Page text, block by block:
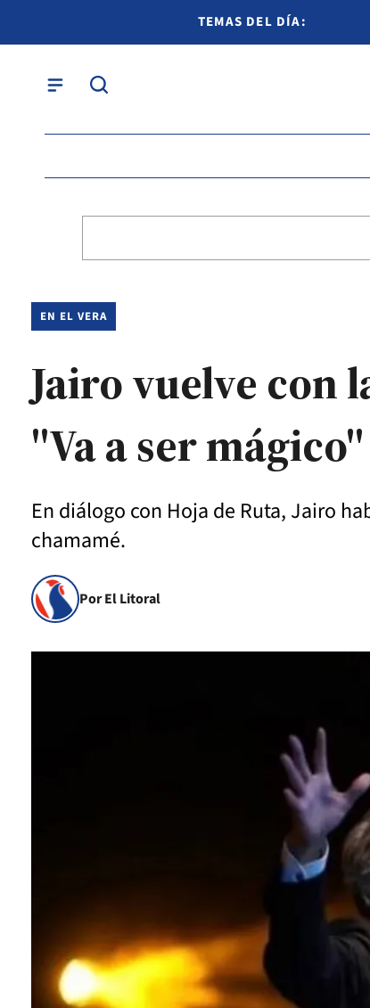
TEMAS DEL DÍA:
EN EL VERA
Jairo vuelve con
"Va a ser mágico"
En diálogo con Hoja de Ruta, Jairo
chamamé.
Por El Litoral